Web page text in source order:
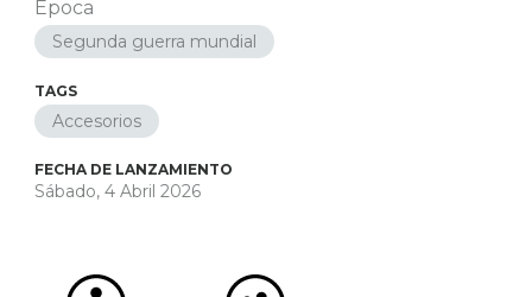
Época
Segunda guerra mundial
TAGS
Accesorios
FECHA DE LANZAMIENTO
Sábado, 4 Abril 2026